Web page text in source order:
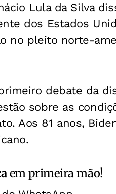
Lula da Silva
dos Estados
no pleito norte-
debate da
sobre as
Aos 81 anos,
em primeira mão!